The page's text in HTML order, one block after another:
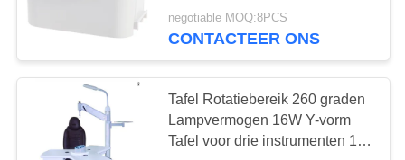
Autografiekprojector
negotiable MOQ:8PCS
CONTACTEER ONS
Tafel Rotatiebereik 260 graden
Lampvermogen 16W Y-vorm
Tafel voor drie instrumenten 150